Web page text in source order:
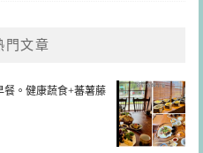
門文章
。健康蔬食+蕃薯藤